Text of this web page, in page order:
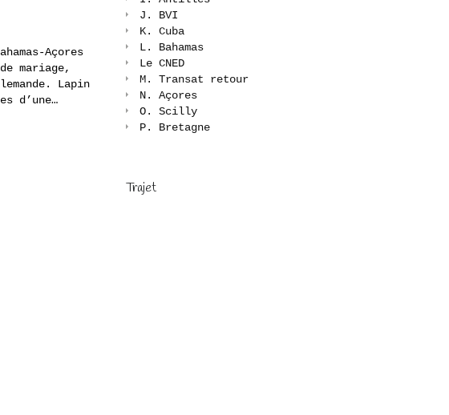
Açores
mariage,
Lapin
d’une…
J. BVI
K. Cuba
L. Bahamas
Le CNED
M. Transat retour
N. Açores
O. Scilly
P. Bretagne
Trajet